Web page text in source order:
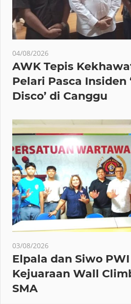
04/08/2026
AWK Tepis
Pelari Pasca Insiden
Disco’ di Canggu
03/08/2026
Elpala dan Siwo
Kejuaraan Wall
SMA